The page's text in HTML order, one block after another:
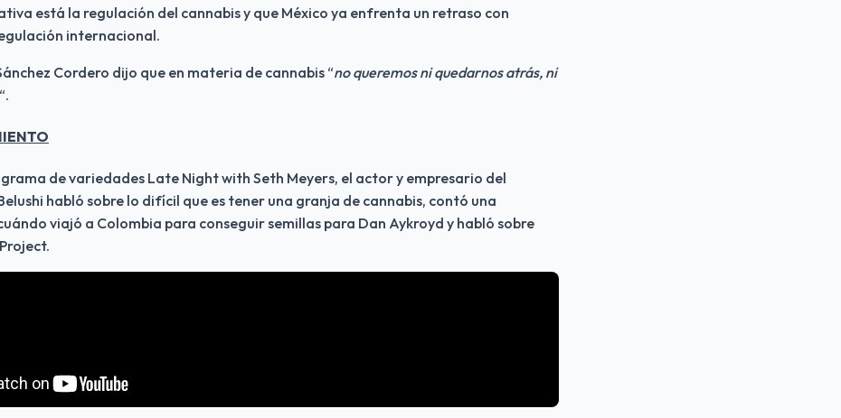
está la regulación del cannabis y que México ya enfrenta un retraso con
internacional.
Cordero dijo que en materia de cannabis “no queremos ni quedarnos atrás, ni
“.
de variedades Late Night with Seth Meyers, el actor y empresario del
habló sobre lo difícil que es tener una granja de cannabis, contó una
viajó a Colombia para conseguir semillas para Dan Aykroyd y habló sobre